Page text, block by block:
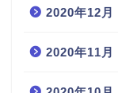
2020年12月
2020年11月